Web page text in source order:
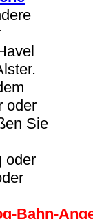
oder
Sie
oder
Bahn-